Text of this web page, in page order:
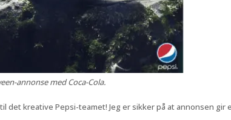
annonse med Coca-Cola.
det kreative Pepsi-teamet! Jeg er sikker på at annonsen